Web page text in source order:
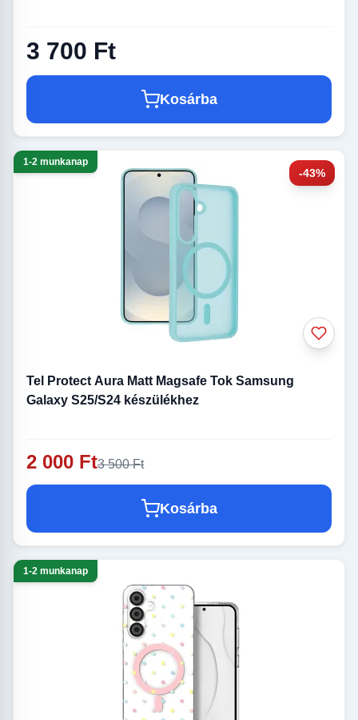
3 700 Ft
Kosárba
-43%
1-2 munkanap
Tel Protect Aura Matt Magsafe Tok Samsung
Galaxy S25/S24 készülékhez
2 000 Ft3 500 Ft
Kosárba
1-2 munkanap